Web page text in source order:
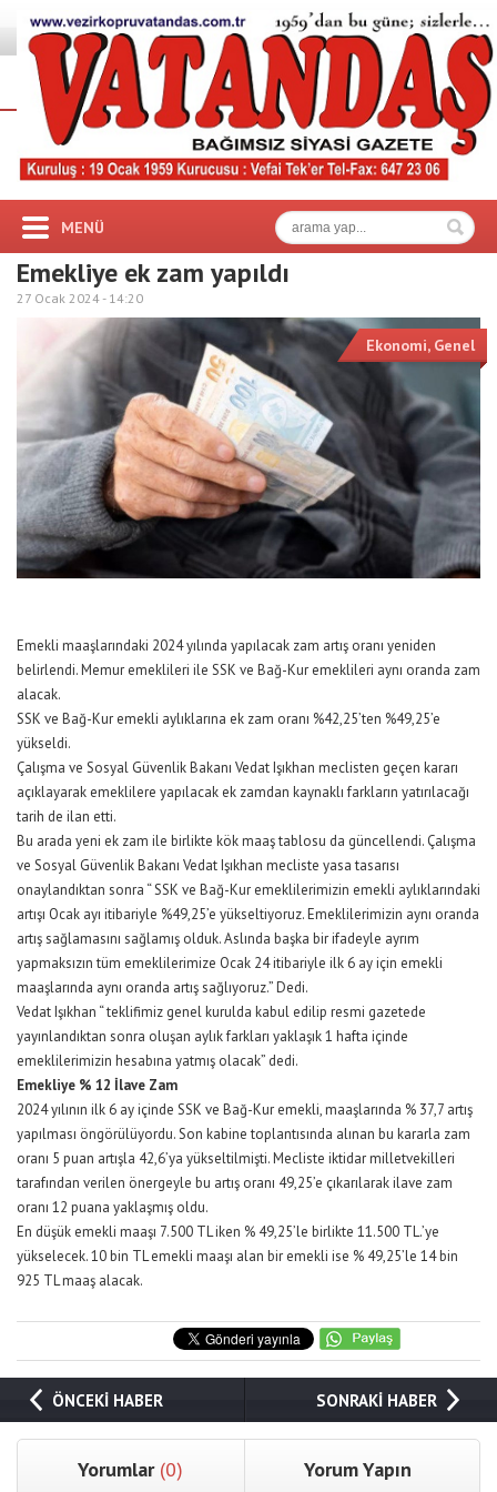
MENÜ
Emekliye ek zam yapıldı
27 Ocak 2024 - 14:20
Ekonomi, Genel
Emekli maaşlarındaki 2024 yılında yapılacak zam artış oranı yeniden
belirlendi. Memur emeklileri ile SSK ve Bağ-Kur emeklileri aynı oranda zam
alacak.
SSK ve Bağ-Kur emekli aylıklarına ek zam oranı %42,25’ten %49,25’e
yükseldi.
Çalışma ve Sosyal Güvenlik Bakanı Vedat Işıkhan meclisten geçen kararı
açıklayarak emeklilere yapılacak ek zamdan kaynaklı farkların yatırılacağı
tarih de ilan etti.
Bu arada yeni ek zam ile birlikte kök maaş tablosu da güncellendi. Çalışma
ve Sosyal Güvenlik Bakanı Vedat Işıkhan mecliste yasa tasarısı
onaylandıktan sonra “ SSK ve Bağ-Kur emeklilerimizin emekli aylıklarındaki
artışı Ocak ayı itibariyle %49,25’e yükseltiyoruz. Emeklilerimizin aynı oranda
artış sağlamasını sağlamış olduk. Aslında başka bir ifadeyle ayrım
yapmaksızın tüm emeklilerimize Ocak 24 itibariyle ilk 6 ay için emekli
maaşlarında aynı oranda artış sağlıyoruz.” Dedi.
Vedat Işıkhan “ teklifimiz genel kurulda kabul edilip resmi gazetede
yayınlandıktan sonra oluşan aylık farkları yaklaşık 1 hafta içinde
emeklilerimizin hesabına yatmış olacak” dedi.
Emekliye % 12 İlave Zam
2024 yılının ilk 6 ay içinde SSK ve Bağ-Kur emekli, maaşlarında % 37,7 artış
yapılması öngörülüyordu. Son kabine toplantısında alınan bu kararla zam
oranı 5 puan artışla 42,6’ya yükseltilmişti. Mecliste iktidar milletvekilleri
tarafından verilen önergeyle bu artış oranı 49,25’e çıkarılarak ilave zam
oranı 12 puana yaklaşmış oldu.
En düşük emekli maaşı 7.500 TL iken % 49,25’le birlikte 11.500 TL.’ye
yükselecek. 10 bin TL emekli maaşı alan bir emekli ise % 49,25’le 14 bin
925 TL maaş alacak.
ÖNCEKİ HABER SONRAKİ HABER
Yorumlar (0) Yorum Yapın